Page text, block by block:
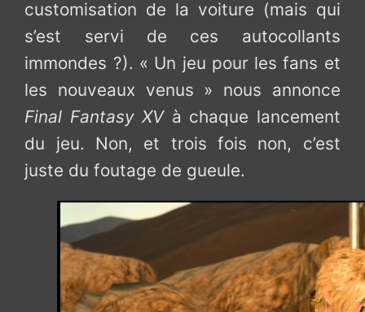
customisation de la voiture (mais qui
s’est servi de ces autocollants
immondes ?). « Un jeu pour les fans et
les nouveaux venus » nous annonce
Final Fantasy XVà chaque lancement
du jeu. Non, et trois fois non, c’est
juste du foutage de gueule.